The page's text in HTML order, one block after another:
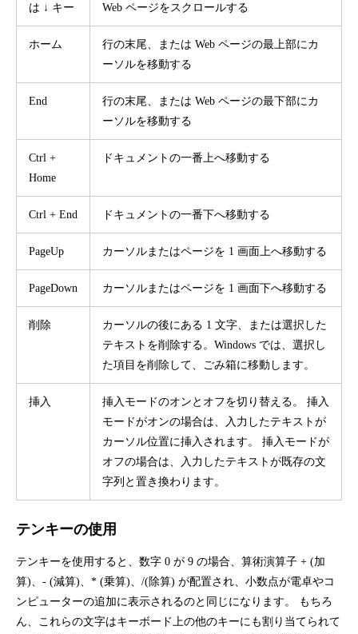
は ↓ キー
Web ページをスクロールする
ホーム
行の末尾、または Web ページの最上部にカ
ーソルを移動する
End
行の末尾、または Web ページの最下部にカ
ーソルを移動する
Ctrl +
Home
ドキュメントの一番上へ移動する
Ctrl + End ドキュメントの一番下へ移動する
PageUp カーソルまたはページを 1 画面上へ移動する
PageDown カーソルまたはページを 1 画面下へ移動する
削除
カーソルの後にある 1 文字、または選択した
テキストを削除する。Windows では、選択し
た項目を削除して、ごみ箱に移動します。
挿入
挿入モードのオンとオフを切り替える。 挿入
モードがオンの場合は、入力したテキストが
カーソル位置に挿入されます。 挿入モードが
オフの場合は、入力したテキストが既存の文
字列と置き換わります。
テンキーの使用
テンキーを使用すると、数字 0 が 9 の場合、算術演算子 + (加
算)、- (減算)、* (乗算)、/(除算) が配置され、小数点が電卓やコ
ンピューターの追加に表示されるのと同じになります。 もちろ
ん、これらの文字はキーボード上の他のキーにも割り当てられて